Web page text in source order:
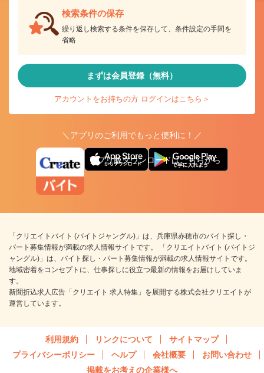
検索条件の保存
繰り返し検索する条件を保存して、条件設定の手間を
省略
まずは会員登録（無料）
アカウントをお持ちの方 ログインはこちら＞
＼アプリのご利用でもっと便利に！／
アプリ版ダウンロードはこちらから
「クリエイトバイト (バイトジャングル)」は、兵庫県赤穂市のバイト探し・
パート募集情報が満載の求人情報サイトです。 「クリエイトバイト (バイトジ
ャングル)」は、バイト探し・パート募集情報が満載の求人情報サイトです。
地域密着をコンセプトに、仕事探しに役立つ最新の情報をお届けしていま
す。
新聞折込求人広告「クリエイト 求人特集」を展開する株式会社クリエイトが
運営しています。
利用規約 リンクについて
サイトマップ
プライバシーポリシー
ヘルプ 会社概要
お問い合わせ
掲載をお考えの企業様へ